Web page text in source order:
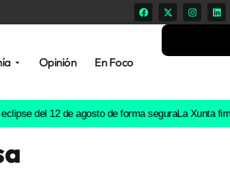
Opinión En Foco
12 de agosto de forma seguraLa Xunta firma con